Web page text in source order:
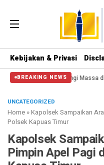
Kebijakan & Privasi
BREAKING NEWS
Halangi Massa di Patung Kuda:
UNCATEGORIZED
Home »Kapolsek Sampaikan
Polsek Kapuas Timur
Kapolsek
Pimpin Apel Pagi